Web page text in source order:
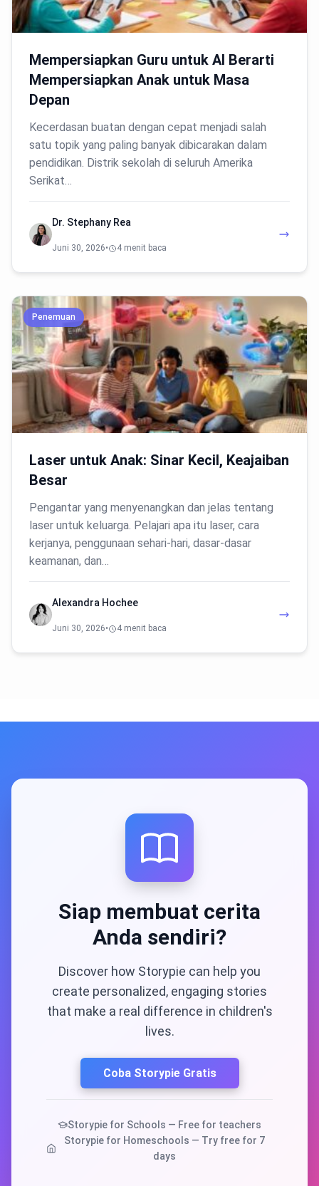
Mempersiapkan Guru untuk AI Berarti
Mempersiapkan Anak untuk Masa
Depan
Kecerdasan buatan dengan cepat menjadi salah
satu topik yang paling banyak dibicarakan dalam
pendidikan. Distrik sekolah di seluruh Amerika
Serikat…
Dr. Stephany Rea
Juni 30, 2026• 4 menit baca
Penemuan
Laser untuk Anak: Sinar Kecil, Keajaiban
Besar
Pengantar yang menyenangkan dan jelas tentang
laser untuk keluarga. Pelajari apa itu laser, cara
kerjanya, penggunaan sehari-hari, dasar-dasar
keamanan, dan…
Alexandra Hochee
Juni 30, 2026• 4 menit baca
Siap membuat cerita
Anda sendiri?
Discover how Storypie can help you
create personalized, engaging stories
that make a real difference in children's
lives.
Coba Storypie Gratis
Storypie for Schools — Free for teachers
Storypie for Homeschools — Try free for 7
days